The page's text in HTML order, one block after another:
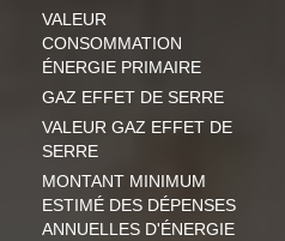
VALEUR
CONSOMMATION
ÉNERGIE PRIMAIRE
GAZ EFFET DE SERRE
VALEUR GAZ EFFET DE
SERRE
MONTANT MINIMUM
ESTIMÉ DES DÉPENSES
ANNUELLES D'ÉNERGIE